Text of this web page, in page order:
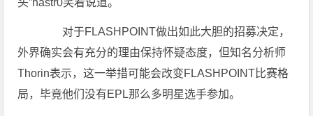
对于FLASHPOINT做出如此大胆的招募决定，
外界确实会有充分的理由保持怀疑态度，但知名分析师
Thorin表示，这一举措可能会改变FLASHPOINT比赛格
局，毕竟他们没有EPL那么多明星选手参加。